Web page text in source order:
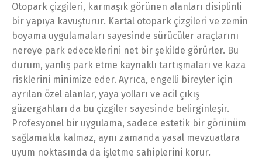
Otopark çizgileri, karmaşık görünen alanları disiplinli
bir yapıya kavuşturur. Kartal otopark çizgileri ve zemin
boyama uygulamaları sayesinde sürücüler araçlarını
nereye park edeceklerini net bir şekilde görürler. Bu
durum, yanlış park etme kaynaklı tartışmaları ve kaza
risklerini minimize eder. Ayrıca, engelli bireyler için
ayrılan özel alanlar, yaya yolları ve acil çıkış
güzergahları da bu çizgiler sayesinde belirginleşir.
Profesyonel bir uygulama, sadece estetik bir görünüm
sağlamakla kalmaz, aynı zamanda yasal mevzuatlara
uyum noktasında da işletme sahiplerini korur.